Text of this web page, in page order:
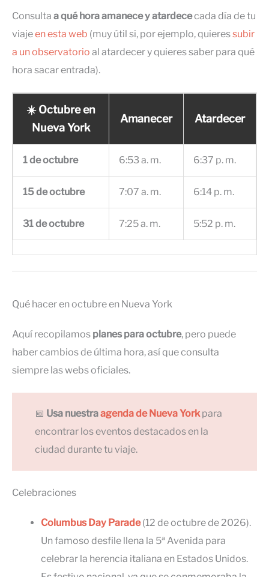
Consulta a qué hora amanece y atardececada día de tu
viajeen esta web (muy útil si, por ejemplo, quieressubir
a un observatorio al atardecer y quieres saber para qué
hora sacar entrada).
☀️ Octubre en
Nueva York
Amanecer Atardecer
1 de octubre 6:53 a. m. 6:37 p. m.
15 de octubre 7:07 a. m. 6:14 p. m.
31 de octubre 7:25 a. m. 5:52 p. m.
Qué hacer en octubre en Nueva York
Aquí recopilamos planes para octubre, pero puede
haber cambios de última hora, así que consulta
siempre las webs oficiales.
📅 Usa nuestraagenda de Nueva Yorkpara
encontrar los eventos destacados en la
ciudad durante tu viaje.
Celebraciones
Columbus Day Parade (12 de octubre de 2026).
Un famoso desfile llena la 5ª Avenida para
celebrar la herencia italiana en Estados Unidos.